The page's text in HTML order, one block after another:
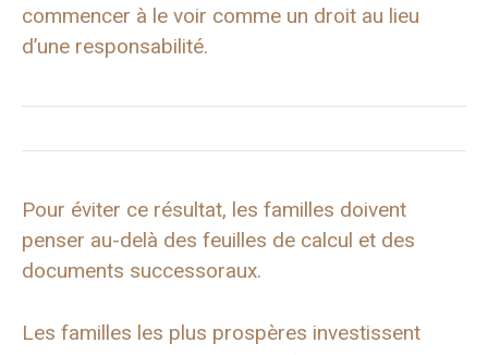
commencer à le voir comme un droit au lieu
d’une responsabilité.
Pour éviter ce résultat, les familles doivent
penser au-delà des feuilles de calcul et des
documents successoraux.
Les familles les plus prospères investissent